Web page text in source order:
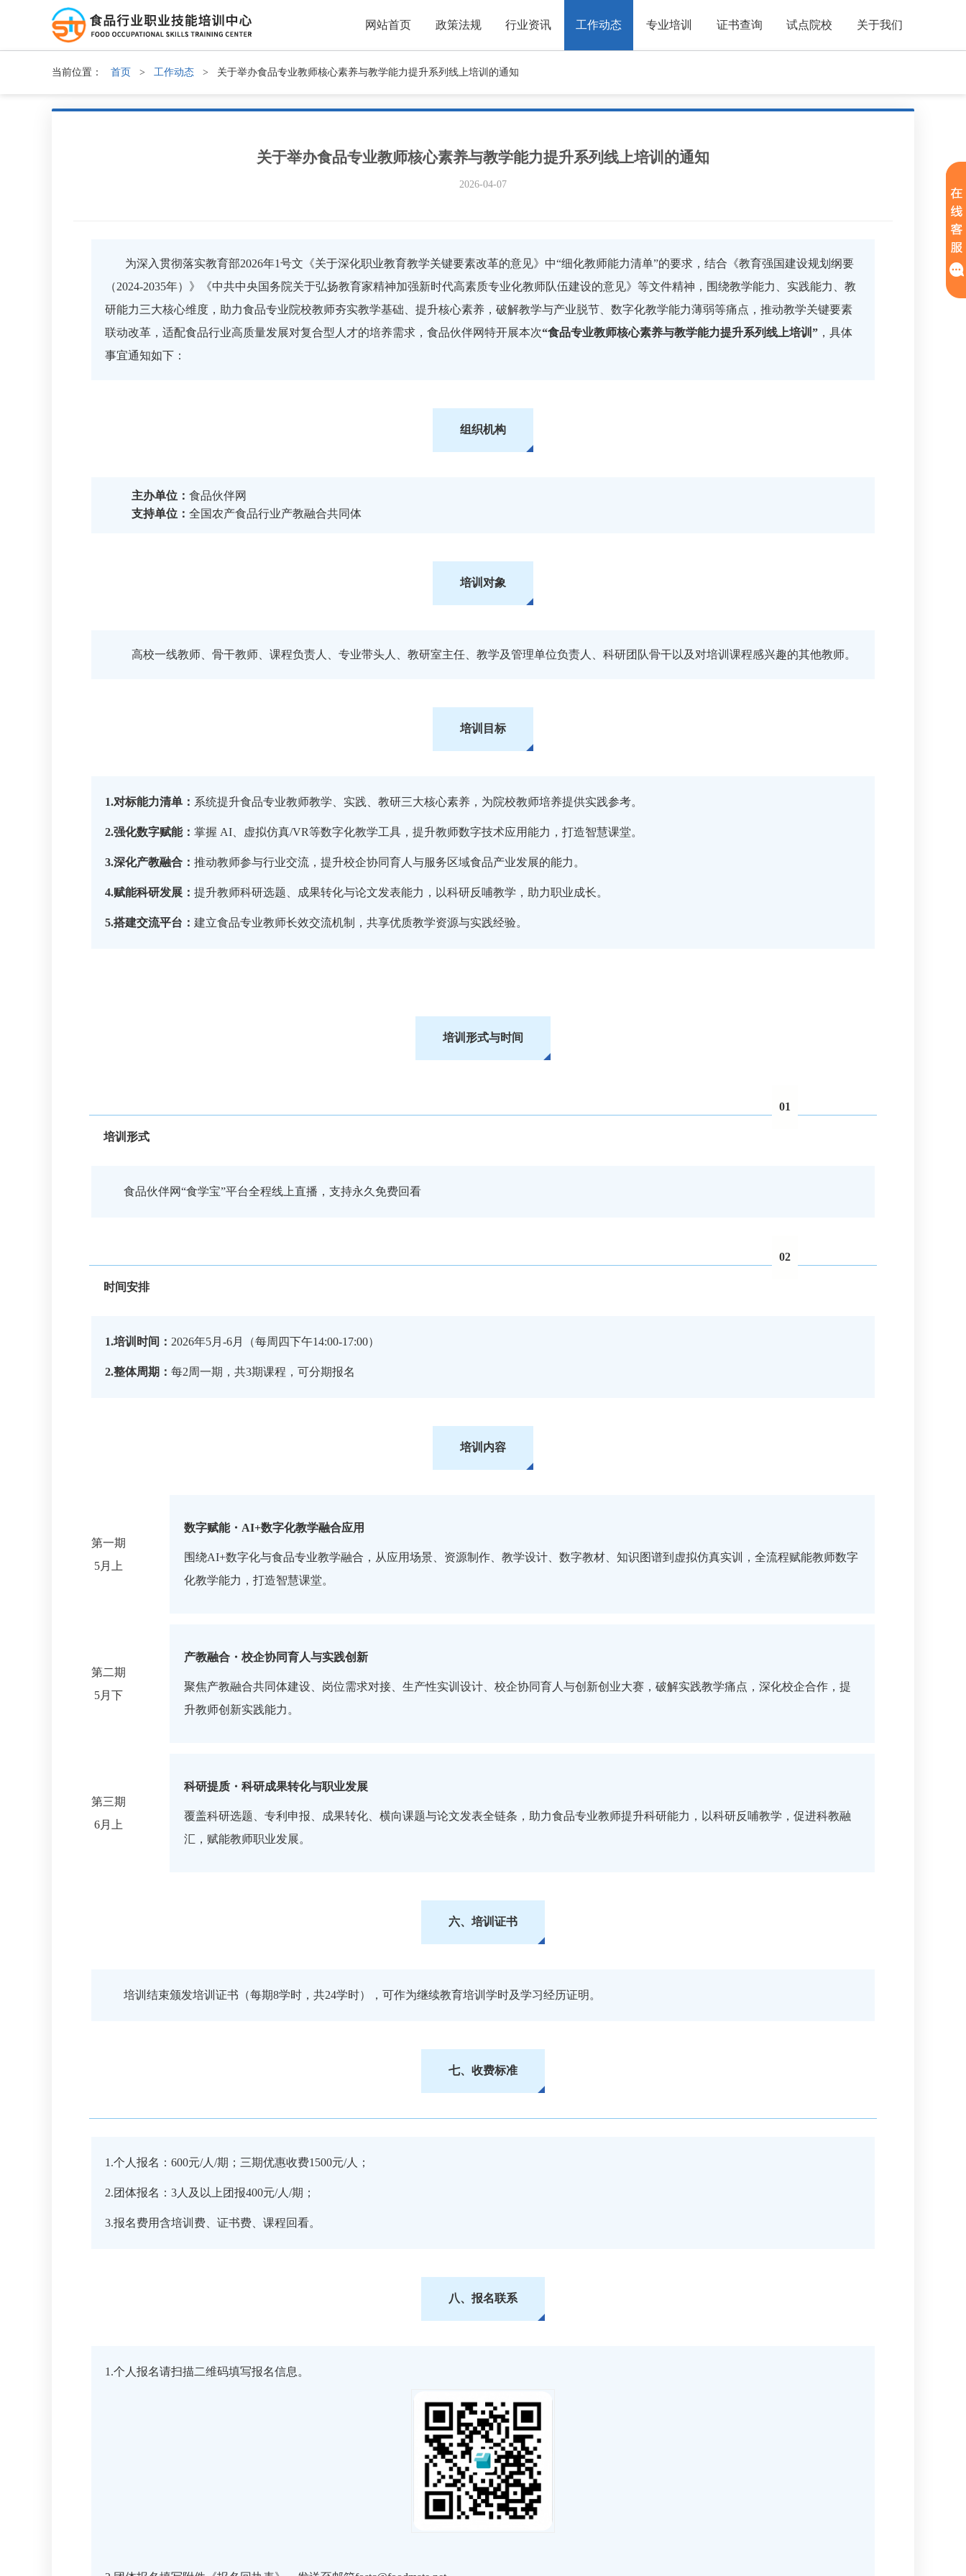
网站首页 政策法规 行业资讯 工作动态 专业培训 证书查询 试点院校 关于我们
当前位置： 首页 > 工作动态 > 关于举办食品专业教师核心素养与教学能力提升系列线上培训的通知
关于举办食品专业教师核心素养与教学能力提升系列线上培训的通知
2026-04-07
为深入贯彻落实教育部2026年1号文《关于深化职业教育教学关键要素改革的意见》中“细化教师能力清单”的要求，结合《教育强国建设规划纲要
（2024-2035年）》《中共中央国务院关于弘扬教育家精神加强新时代高素质专业化教师队伍建设的意见》等文件精神，围绕教学能力、实践能力、教
研能力三大核心维度，助力食品专业院校教师夯实教学基础、提升核心素养，破解教学与产业脱节、数字化教学能力薄弱等痛点，推动教学关键要素
联动改革，适配食品行业高质量发展对复合型人才的培养需求，食品伙伴网特开展本次“食品专业教师核心素养与教学能力提升系列线上培训” ，具体
事宜通知如下：
组织机构
主办单位：食品伙伴网
支持单位：全国农产食品行业产教融合共同体
培训对象
高校一线教师、骨干教师、课程负责人、专业带头人、教研室主任、教学及管理单位负责人、科研团队骨干以及对培训课程感兴趣的其他教师。
培训目标
1.对标能力清单： 系统提升食品专业教师教学、实践、教研三大核心素养，为院校教师培养提供实践参考。
2.强化数字赋能： 掌握 AI、虚拟仿真/VR等数字化教学工具，提升教师数字技术应用能力，打造智慧课堂。
3.深化产教融合： 推动教师参与行业交流，提升校企协同育人与服务区域食品产业发展的能力。
4.赋能科研发展： 提升教师科研选题、成果转化与论文发表能力，以科研反哺教学，助力职业成长。
5.搭建交流平台： 建立食品专业教师长效交流机制，共享优质教学资源与实践经验。
培训形式与时间
01
培训形式
食品伙伴网“食学宝”平台全程线上直播，支持永久免费回看
02
时间安排
1.培训时间： 2026年5月-6月（每周四下午14:00-17:00）
2.整体周期： 每2周一期，共3期课程，可分期报名
培训内容
第一期
5月上
数字赋能・ AI+数字化教学融合应用
围绕AI+数字化与食品专业教学融合，从应用场景、资源制作、教学设计、数字教材、知识图谱到虚拟仿真实训，全流程赋能教师数字
化教学能力，打造智慧课堂。
第二期
5月下
产教融合 ・ 校企协同育人与实践创 新
聚焦产教融合共同体建设、岗位需求对接、生产性实训设计、校企协同育人与创新创业大赛，破解实践教学痛点，深化校企合作，提
升教师创新实践能力。
第三期
6月上
科研提质 ・ 科研成果转化与职业发展
覆盖科研选题、专利申报、成果转化、横向课题与论文发表全链条，助力食品专业教师提升科研能力，以科研反哺教学，促进科教融
汇，赋能教师职业发展。
六、培训证书
培训结束颁发培训证书（每期8学时，共24学时），可作为继续教育培训学时及学习经历证明。
七、收费标准
1.个人报名：600元/人/期；三期优惠收费1500元/人；
2.团体报名：3人及以上团报400元/人/期；
3.报名费用含培训费、证书费、课程回看。
八、报名联系
1.个人报名请扫描二维码填写报名信息。